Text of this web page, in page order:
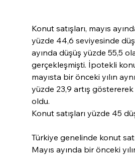
Konut satışları, mayıs
yüzde 44,6 seviyesinde
ayında düşüş yüzde 55,5
gerçekleşmişti. İpotekli
mayısta bir önceki yılın
yüzde 23,9 artış
oldu.
Konut satışları yüzde 45
Türkiye genelinde konut
Mayıs ayında bir önceki